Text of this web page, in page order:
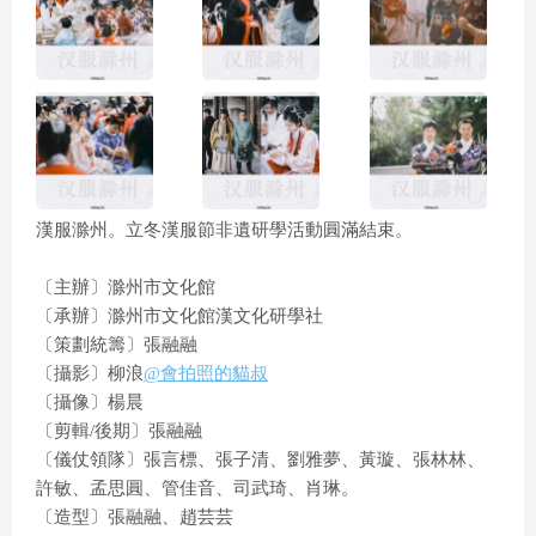
漢服滁州。立冬漢服節非遺研學活動圓滿結束。
〔主辦〕滁州市文化館
〔承辦〕滁州市文化館漢文化研學社
〔策劃統籌〕張融融
〔攝影〕柳浪@會拍照的貓叔
〔攝像〕楊晨
〔剪輯/後期〕張融融
〔儀仗領隊〕張言標、張子清、劉雅夢、黃璇、張林林、
許敏、孟思圓、管佳音、司武琦、肖琳。
〔造型〕張融融、趙芸芸